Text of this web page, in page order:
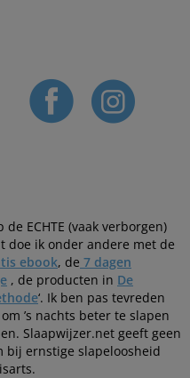
ECHTE (vaak verborgen)
doe ik onder andere met de
ebook, de 7 dagen
, de producten in De
‘. Ik ben pas tevreden
’s nachts beter te slapen
Slaapwijzer.net geeft geen
bij ernstige slapeloosheid